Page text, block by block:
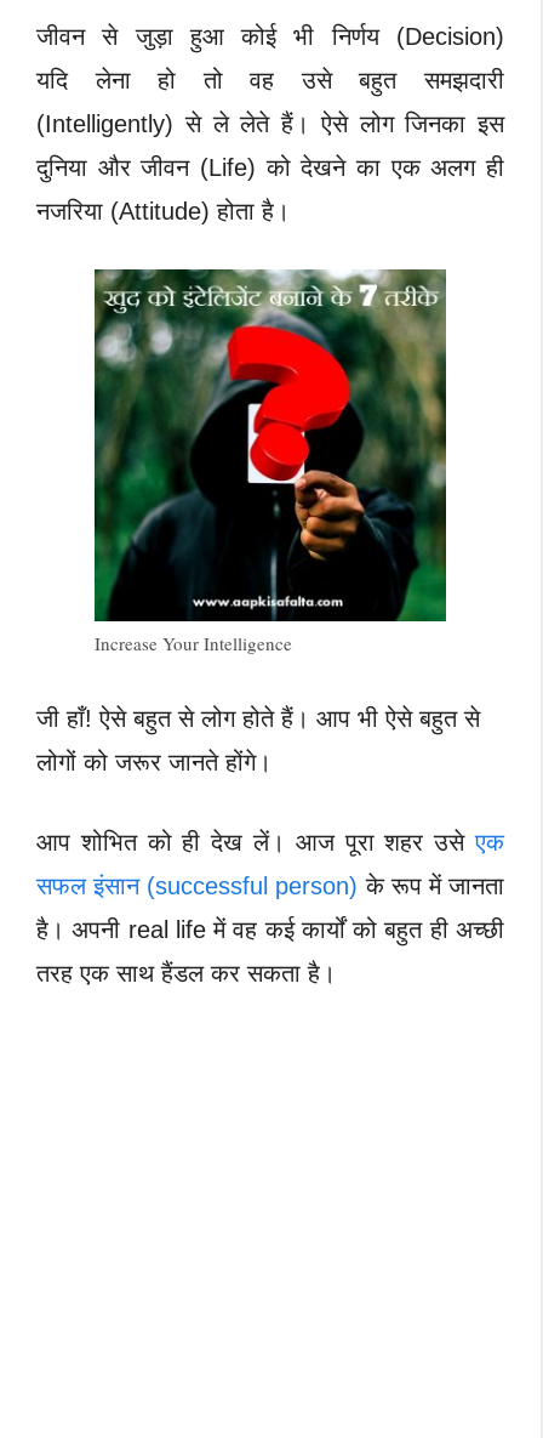
जीवन से जुड़ा हुआ कोई भी निर्णय (Decision)
यदि लेना हो तो वह उसे बहुत समझदारी
(Intelligently) से ले लेते हैं। ऐसे लोग जिनका इस
दुनिया और जीवन (Life) को देखने का एक अलग ही
नजरिया (Attitude) होता है।
Increase Your Intelligence
जी हाँ! ऐसे बहुत से लोग होते हैं। आप भी ऐसे बहुत से
लोगों को जरूर जानते होंगे।
आप शोभित को ही देख लें। आज पूरा शहर उसेएक
सफल इंसान (successful person) के रूप में जानता
है। अपनी real life में वह कई कार्यों को बहुत ही अच्छी
तरह एक साथ हैंडल कर सकता है।